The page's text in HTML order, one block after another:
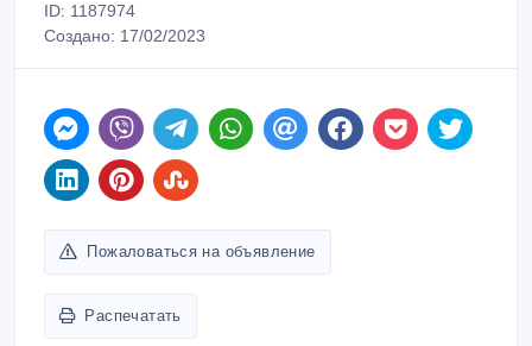
ID: 1187974
Создано: 17/02/2023
Пожаловаться на объявление
Распечатать